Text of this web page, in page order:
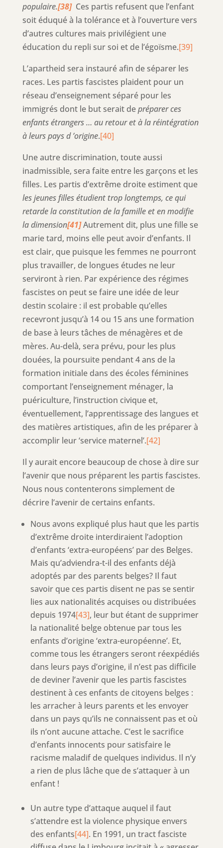
populaire.[38] Ces partis refusent que l’enfant
soit éduqué à la tolérance et à l’ouverture vers
d’autres cultures mais privilégient une
éducation du repli sur soi et de l’égoïsme.[39]
L’apartheid sera instauré afin de séparer les
races. Les partis fascistes plaident pour un
réseau d’enseignement séparé pour les
immigrés dont le but serait depréparer ces
enfants étrangers … au retour et à la réintégration
à leurs pays d ’origine.[40]
Une autre discrimination, toute aussi
inadmissible, sera faite entre les garçons et les
filles. Les partis d’extrême droite estiment que
les jeunes filles étudient trop longtemps, ce qui
retarde la constitution de la famille et en modifie
la dimension[41]Autrement dit, plus une fille se
marie tard, moins elle peut avoir d’enfants. Il
est clair, que puisque les femmes ne pourront
plus travailler, de longues études ne leur
serviront à rien. Par expérience des régimes
fascistes on peut se faire une idée de leur
destin scolaire : il est probable qu’elles
recevront jusqu’à 14 ou 15 ans une formation
de base à leurs tâches de ménagères et de
mères. Au-delà, sera prévu, pour les plus
douées, la poursuite pendant 4 ans de la
formation initiale dans des écoles féminines
comportant l’enseignement ménager, la
puériculture, l’instruction civique et,
éventuellement, l’apprentissage des langues et
des matières artistiques, afin de les préparer à
accomplir leur ‘service maternel’.[42]
Il y aurait encore beaucoup de chose à dire sur
l’avenir que nous préparent les partis fascistes.
Nous nous contenterons simplement de
décrire l’avenir de certains enfants.
Nous avons expliqué plus haut que les partis
d’extrême droite interdiraient l’adoption
d’enfants ‘extra-européens’ par des Belges.
Mais qu’adviendra-t-il des enfants déjà
adoptés par des parents belges? Il faut
savoir que ces partis disent ne pas se sentir
lies aux nationalités acquises ou distribuées
depuis 1974[43], leur but étant de supprimer
la nationalité belge obtenue par tous les
enfants d’origine ‘extra-européenne’. Et,
comme tous les étrangers seront réexpédiés
dans leurs pays d’origine, il n’est pas difficile
de deviner l’avenir que les partis fascistes
destinent à ces enfants de citoyens belges :
les arracher à leurs parents et les envoyer
dans un pays qu’ils ne connaissent pas et où
ils n’ont aucune attache. C’est le sacrifice
d’enfants innocents pour satisfaire le
racisme maladif de quelques individus. Il n’y
a rien de plus lâche que de s’attaquer à un
enfant !
Un autre type d’attaque auquel il faut
s’attendre est la violence physique envers
des enfants[44]. En 1991, un tract fasciste